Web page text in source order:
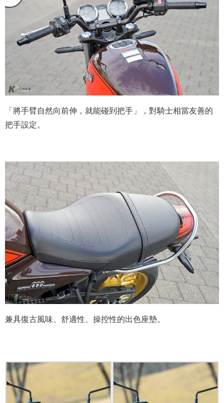
「將手臂自然向前伸，就能碰到把手」，對騎士相當友善的
把手設定。
兼具復古風味、舒適性、操控性的出色座墊。